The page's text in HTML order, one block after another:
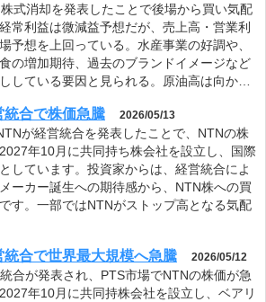
式消却を発表したことで後場から買い気配
常利益は微減益予想だが、売上高・営業利
予想を上回っている。水産事業の好調や、
の増加期待、過去のブランドイメージなど
している要因と見られる。原油高は向か…
統合で株価急騰 2026/05/13
が経営統合を発表したことで、NTNの株
年10月に共同持ち株会社を設立し、国際
しています。投資家からは、経営統合によ
ーカー誕生への期待感から、NTN株への買
す。一部ではNTNがストップ高となる気配
統合で世界最大規模へ急騰 2026/05/12
合が発表され、PTS市場でNTNの株価が急
年10月に共同持株会社を設立し、ベアリ